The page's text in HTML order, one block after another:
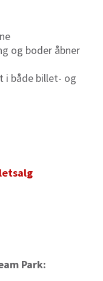
og boder åbner
i både billet- og
Park: